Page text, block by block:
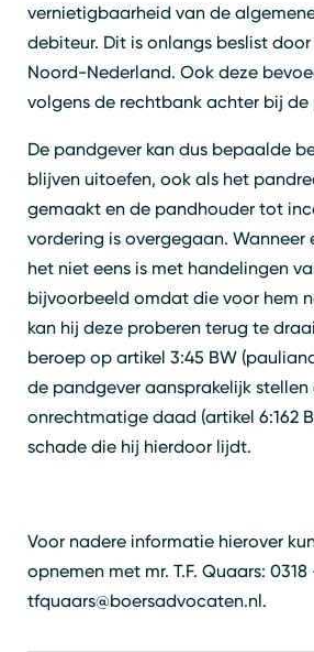
vernietigbaarheid van de
debiteur. Dit is onlangs beslist
Noord-Nederland. Ook deze
volgens de rechtbank achter bij de
De pandgever kan dus bepaalde
blijven uitoefen, ook als het
gemaakt en de pandhouder tot
vordering is overgegaan. Wanneer
het niet eens is met handelingen
bijvoorbeeld omdat die voor hem
kan hij deze proberen terug te
beroep op artikel 3:45 BW
de pandgever aansprakelijk
onrechtmatige daad (artikel 6:162
schade die hij hierdoor lijdt.
Voor nadere informatie hierover
opnemen met mr. T.F. Quaars:
tfquaars@boersadvocaten.nl.